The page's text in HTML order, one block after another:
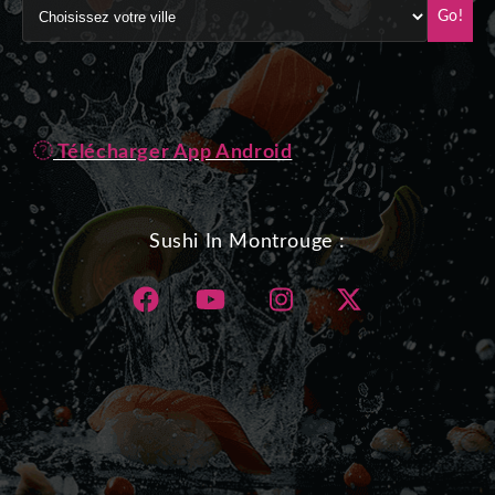
Go!
Télécharger App Android
Sushi In Montrouge :